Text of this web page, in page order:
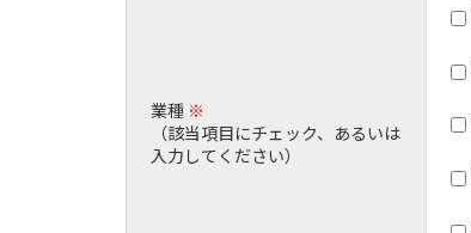
業種 ※
（該当項目にチェック、あるいは
入力してください）